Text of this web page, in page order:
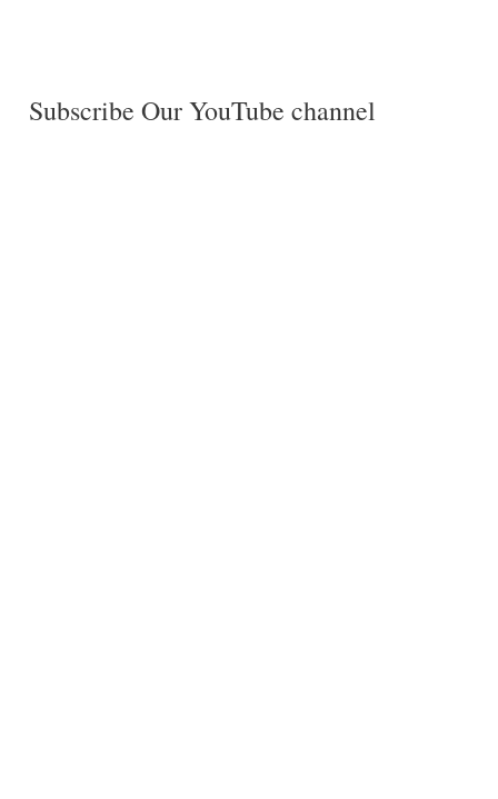
Subscribe Our YouTube channel